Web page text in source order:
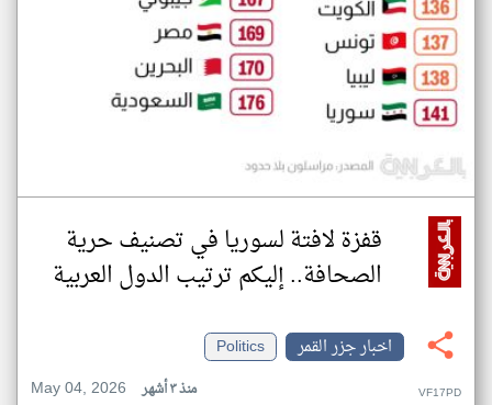
قفزة لافتة لسوريا في تصنيف حرية
الصحافة.. إليكم ترتيب الدول العربية
اخبار جزر القمر
Politics
May 04, 2026
منذ ٣ أشهر VF17PD